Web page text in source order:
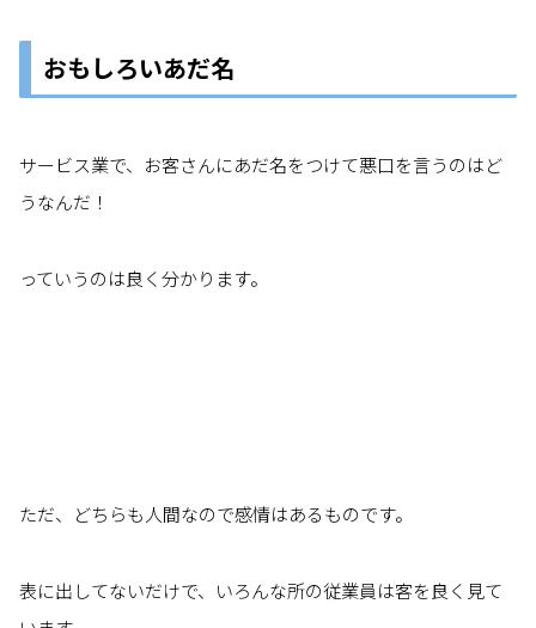
おもしろいあだ名
サービス業で、お客さんにあだ名をつけて悪口を言うのはど
うなんだ！
っていうのは良く分かります。
ただ、どちらも人間なので感情はあるものです。
表に出してないだけで、いろんな所の従業員は客を良く見て